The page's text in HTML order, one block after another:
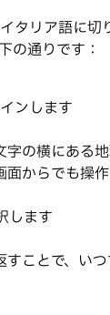
タリア語に切
の通りです：
ンします
字の横にある
からでも操作
します
すことで、い